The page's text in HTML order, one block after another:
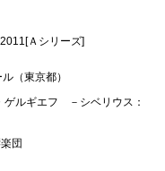
Ａシリーズ]
（東京都）
ゲルギエフ －シベリウス：ヴ
団